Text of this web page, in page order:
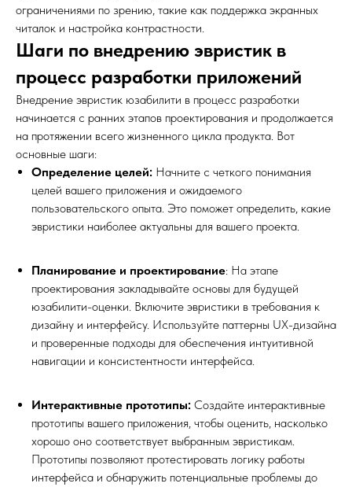
ограничениями по зрению, такие как поддержка экранных
читалок и настройка контрастности.
Шаги по внедрению эвристик в
процесс разработки приложений
Внедрение эвристик юзабилити в процесс разработки
начинается с ранних этапов проектирования и продолжается
на протяжении всего жизненного цикла продукта. Вот
основные шаги:
Определение целей: Начните с четкого понимания
целей вашего приложения и ожидаемого
пользовательского опыта. Это поможет определить, какие
эвристики наиболее актуальны для вашего проекта.
Планирование и проектирование: На этапе
проектирования закладывайте основы для будущей
юзабилити-оценки. Включите эвристики в требования к
дизайну и интерфейсу. Используйте паттерны UX-дизайна
и проверенные подходы для обеспечения интуитивной
навигации и консистентности интерфейса.
Интерактивные прототипы: Создайте интерактивные
прототипы вашего приложения, чтобы оценить, насколько
хорошо оно соответствует выбранным эвристикам.
Прототипы позволяют протестировать логику работы
интерфейса и обнаружить потенциальные проблемы до